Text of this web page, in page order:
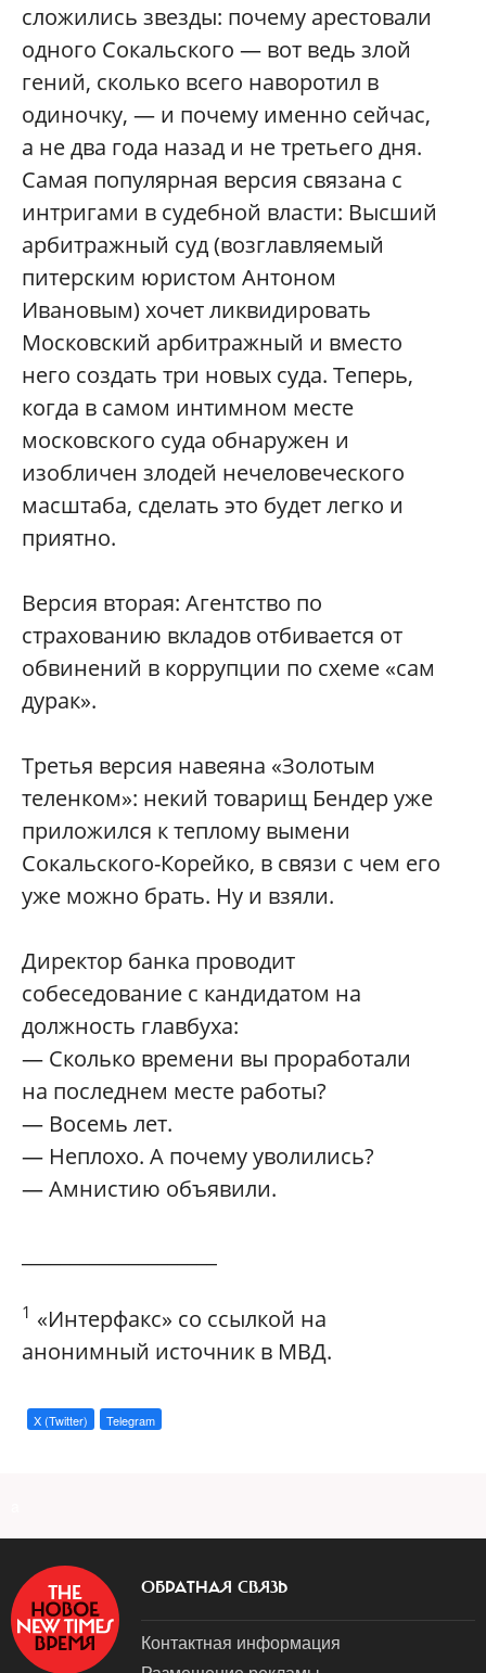
сложились звезды: почему арестовали
одного Сокальского — вот ведь злой
гений, сколько всего наворотил в
одиночку, — и почему именно сейчас,
а не два года назад и не третьего дня.
Самая популярная версия связана с
интригами в судебной власти: Высший
арбитражный суд (возглавляемый
питерским юристом Антоном
Ивановым) хочет ликвидировать
Московский арбитражный и вместо
него создать три новых суда. Теперь,
когда в самом интимном месте
московского суда обнаружен и
изобличен злодей нечеловеческого
масштаба, сделать это будет легко и
приятно.
Версия вторая: Агентство по
страхованию вкладов отбивается от
обвинений в коррупции по схеме «сам
дурак».
Третья версия навеяна «Золотым
теленком»: некий товарищ Бендер уже
приложился к теплому вымени
Сокальского-Корейко, в связи с чем его
уже можно брать. Ну и взяли.
Директор банка проводит
собеседование с кандидатом на
должность главбуха:
— Сколько времени вы проработали
на последнем месте работы?
— Восемь лет.
— Неплохо. А почему уволились?
— Амнистию объявили.
1 «Интерфакс» со ссылкой на
анонимный источник в МВД.
X (Twitter) Telegram
ОБРАТНАЯ СВЯЗЬ
Контактная информация